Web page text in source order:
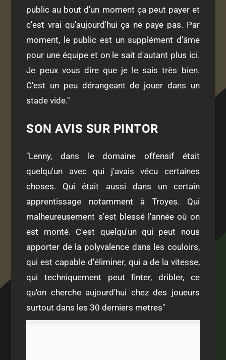
public au bout d'un moment ça peut payer et
c'est vrai qu'aujourd'hui ça ne paye pas. Par
moment, le public est un supplément d'âme
pour une équipe et on le sait d'autant plus ici.
Je peux vous dire que je le sais très bien.
C'est un peu dérangeant de jouer dans un
stade vide."
SON AVIS SUR PINTOR
"Lenny, dans le domaine offensif était
quelqu'un avec qui j'avais vécu certaines
choses. Qui était aussi dans un certain
apprentissage notamment à Troyes. Qui
malheureusement s'est blessé l'année où on
est monté. C'est quelqu'un qui peut nous
apporter de la polyvalence dans les couloirs,
qui est capable d'éliminer, qui a de la vitesse,
qui techniquement peut finter, dribler, ce
qu'on cherche aujourd'hui chez des joueurs
surtout dans les 30 derniers metres"